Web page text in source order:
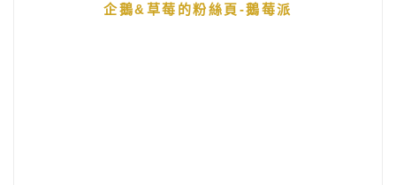
企鵝&草莓的粉絲頁-鵝莓派